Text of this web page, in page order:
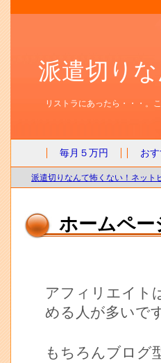
派遣切り
リストラにあったら・・・。
毎月５万円 お
派遣切りなんて怖くない！ネット
ホームペー
アフィリエイト
める人が多いで
もちろんブログ